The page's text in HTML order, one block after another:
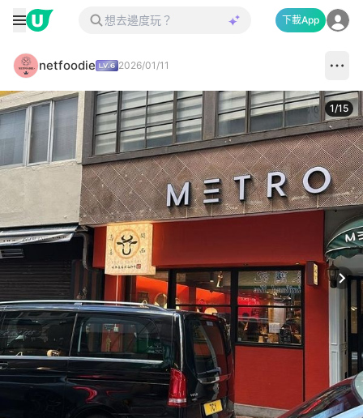
下載App
netfoodie 2026/01/11
1/15